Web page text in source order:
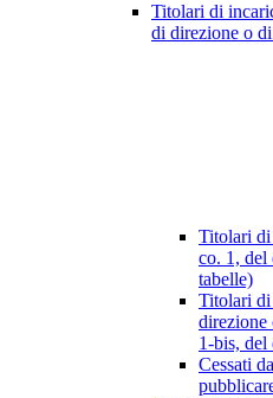
Titolari di
di direzione o
Titolari
co. 1, del
tabelle)
Titolari di
direzione
1-bis, del
Cessati